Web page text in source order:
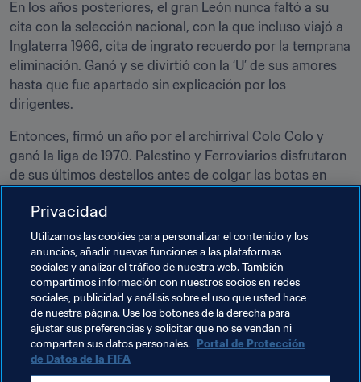
En los años posteriores, el gran León nunca faltó a su
cita con la selección nacional, con la que incluso viajó a
Inglaterra 1966, cita de ingrato recuerdo por la temprana
eliminación. Ganó y se divirtió con la ‘U’ de sus amores
hasta que fue apartado sin explicación por los
dirigentes.
Entonces, firmó un año por el archirrival Colo Colo y
ganó la liga de 1970. Palestino y Ferroviarios disfrutaron
de sus últimos destellos antes de colgar las botas en
sido en el boxeo: talento infinito, carácter indomable y
una zurda divina.
Temas relacionados
Privacidad
Utilizamos las cookies para personalizar el contenido y los
anuncios, añadir nuevas funciones a las plataformas
sociales y analizar el tráfico de nuestra web. También
compartimos información con nuestros socios en redes
sociales, publicidad y análisis sobre el uso que usted hace
de nuestra página. Use los botones de la derecha para
ajustar sus preferencias y solicitar que no se vendan ni
compartan sus datos personales. Portal de Protección
de Datos de la FIFA